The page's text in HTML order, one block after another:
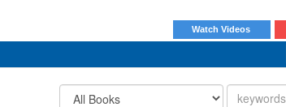
Watch Videos